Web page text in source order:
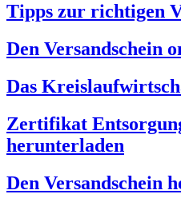
Tipps zur richtigen
Den Versandschein
Das
Zertifikat
herunterladen
Den Versandschein